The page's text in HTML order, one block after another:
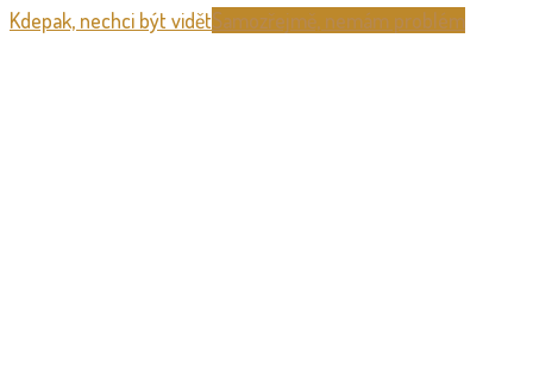
Kdepak, nechci být vidětSamozřejmě, nemám problém